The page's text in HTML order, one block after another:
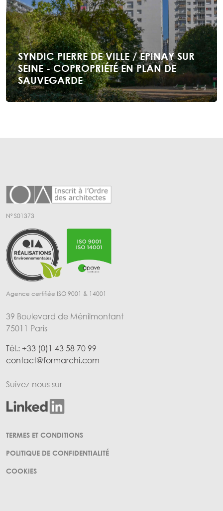
SYNDIC PIERRE DE VILLE / EPINAY SUR
SEINE - COPROPRIÉTÉ EN PLAN DE
SAUVEGARDE
Nº S01373
Agence certifiée ISO 9001 & 14001
39 Boulevard de Ménilmontant
75011 Paris
Tél.: +33 (0)1 43 58 70 99
contact@formarchi.com
Suivez-nous sur
Menu Pied de page
TERMES ET CONDITIONS
POLITIQUE DE CONFIDENTIALITÉ
COOKIES